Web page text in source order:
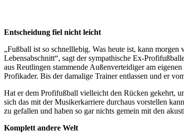
Entscheidung fiel nicht leicht
„Fußball ist so schnelllebig. Was heute ist, kann
Lebensabschnitt“, sagt der sympathische Ex-
aus Reutlingen stammende Außenverteidiger am
Profikader. Bis der damalige Trainer entlassen und er
Hat er dem Profifußball vielleicht den Rücken gekehrt,
sich das mit der Musikerkarriere durchaus vorstellen
zu gefallen und haben so gar nichts gemein mit den
Komplett andere Welt